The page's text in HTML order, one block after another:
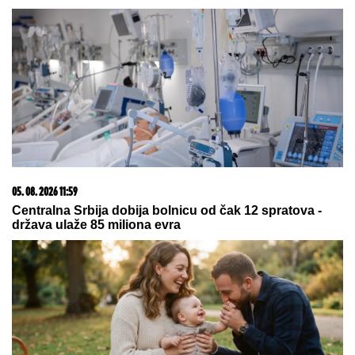
manipulacija (FOTO)
by Aklamator
05. 08. 2026 15:45
Сазнања „Политике”: Ко је поставио замку
Митрополиту Методију у Горњем Заостру
17. 07. 2026 09:41
Skoro svaka kuća u Jugoslaviji imala je ovu lampu, a